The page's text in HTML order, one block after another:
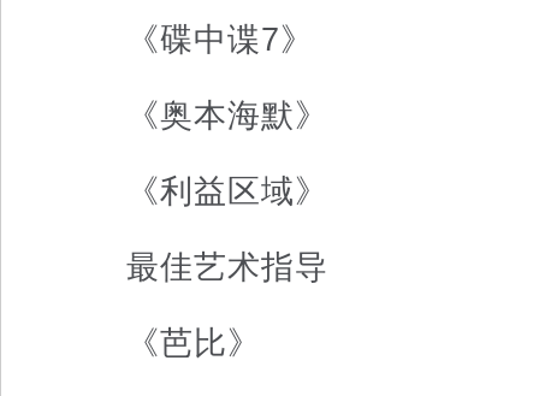
《碟中谍7》
《奥本海默》
《利益区域》
最佳艺术指导
《芭比》